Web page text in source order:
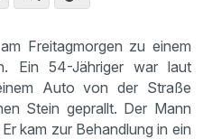
Freitagmorgen zu einem
Ein 54-Jähriger war laut
Auto von der Straße
Stein geprallt. Der Mann
kam zur Behandlung in ein